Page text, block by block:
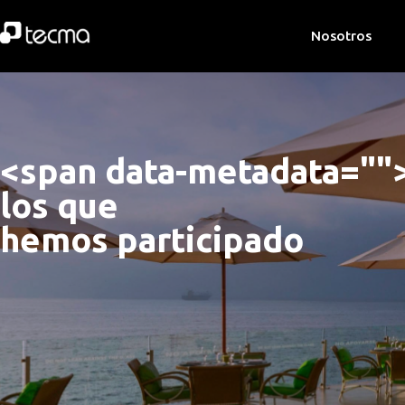
Nosotros
<span data-metadata="
los que
hemos participado